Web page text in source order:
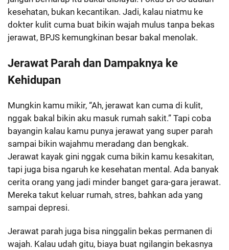
kesehatan, bukan kecantikan. Jadi, kalau niatmu ke
dokter kulit cuma buat bikin wajah mulus tanpa bekas
jerawat, BPJS kemungkinan besar bakal menolak.
Jerawat Parah dan Dampaknya ke
Kehidupan
Mungkin kamu mikir, “Ah, jerawat kan cuma di kulit,
nggak bakal bikin aku masuk rumah sakit.” Tapi coba
bayangin kalau kamu punya jerawat yang super parah
sampai bikin wajahmu meradang dan bengkak.
Jerawat kayak gini nggak cuma bikin kamu kesakitan,
tapi juga bisa ngaruh ke kesehatan mental. Ada banyak
cerita orang yang jadi minder banget gara-gara jerawat.
Mereka takut keluar rumah, stres, bahkan ada yang
sampai depresi.
Jerawat parah juga bisa ninggalin bekas permanen di
wajah. Kalau udah gitu, biaya buat ngilangin bekasnya